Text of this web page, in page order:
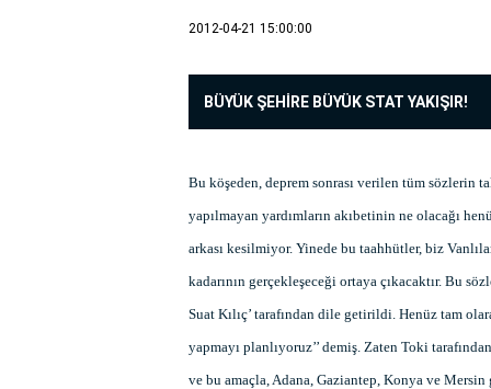
2012-04-21 15:00:00
BÜYÜK ŞEHİRE BÜYÜK STAT YAKIŞIR!
Bu köşeden, deprem sonrası verilen tüm sözlerin
yapılmayan yardımların akıbetinin ne olacağı
arkası kesilmiyor. Yinede bu taahhütler, biz
kadarının gerçekleşeceği ortaya çıkacaktır. Bu
Suat Kılıç’ tarafından dile getirildi. Henüz tam
yapmayı planlıyoruz’’ demiş. Zaten Toki
ve bu amaçla, Adana, Gaziantep, Konya ve